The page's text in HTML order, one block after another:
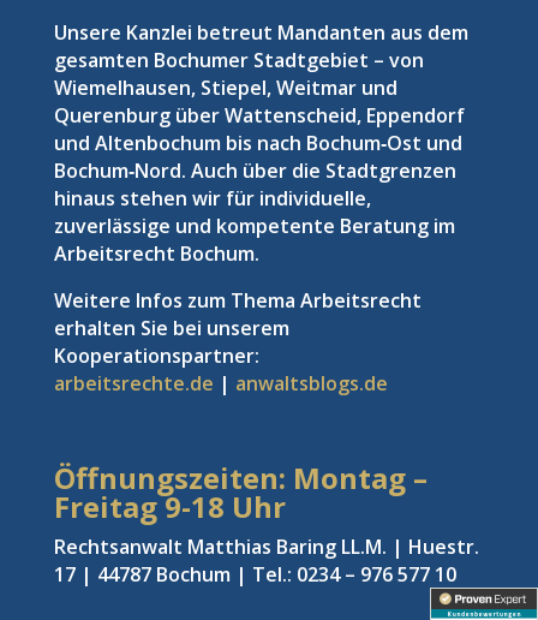
Unsere Kanzlei betreut Mandanten aus dem
gesamten Bochumer Stadtgebiet – von
Wiemelhausen, Stiepel, Weitmar und
Querenburg über Wattenscheid, Eppendorf
und Altenbochum bis nach Bochum‑Ost und
Bochum‑Nord. Auch über die Stadtgrenzen
hinaus stehen wir für individuelle,
zuverlässige und kompetente Beratung im
Arbeitsrecht Bochum.
Weitere Infos zum Thema Arbeitsrecht
erhalten Sie bei unserem
Kooperationspartner:
arbeitsrechte.de | anwaltsblogs.de
Öffnungszeiten: Montag –
Freitag9-18 Uhr
Rechtsanwalt Matthias Baring LL.M. | Huestr.
17 | 44787 Bochum | Tel.: 0234 – 976 577 10